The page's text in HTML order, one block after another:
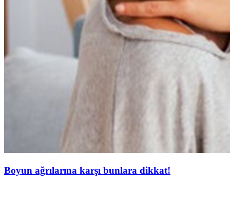
Boyun ağrılarına karşı bunlara dikkat!